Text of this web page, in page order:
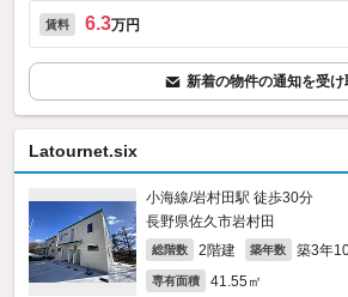
賃料 6.3万円
新着の物件の通知を受け
Latournet.six
小海線/岩村田駅 徒歩30分
長野県佐久市岩村田
総階数 2階建 築年数 築3年
専有面積 41.55㎡